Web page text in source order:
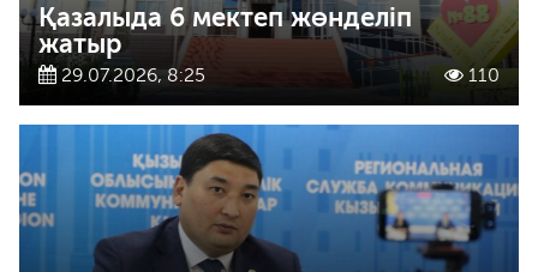
Қазалыда 6 мектеп жөнделіп
жатыр
29.07.2026, 8:25 110